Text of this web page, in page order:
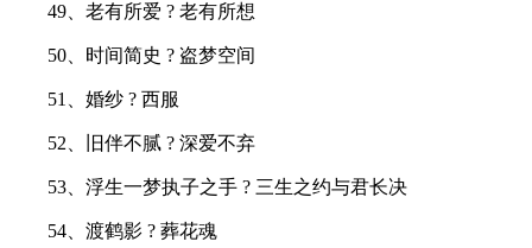
49、老有所爱 ? 老有所想
50、时间简史 ? 盗梦空间
51、婚纱 ? 西服
52、旧伴不腻 ? 深爱不弃
53、浮生一梦执子之手 ? 三生之约与君长决
54、渡鹤影 ? 葬花魂